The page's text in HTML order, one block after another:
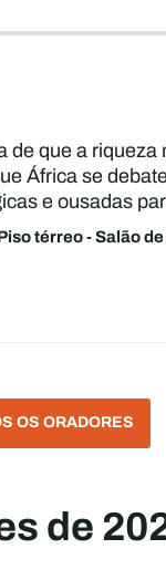
que a
África se
e ousadas
térreo - Salão
OS ORADORES
de